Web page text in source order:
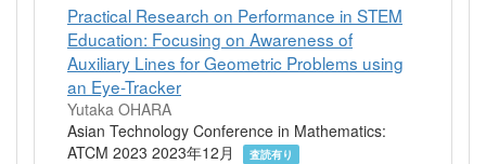
Practical Research on Performance in STEM
Education: Focusing on Awareness of
Auxiliary Lines for Geometric Problems using
an Eye-Tracker
Yutaka OHARA
Asian Technology Conference in Mathematics:
ATCM 2023 2023年12月
査読有り